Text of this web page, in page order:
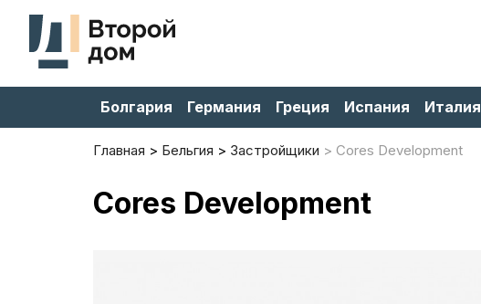
Болгария Германия Греция Испания Италия
Главная Бельгия Застройщики Cores Development
Cores Development